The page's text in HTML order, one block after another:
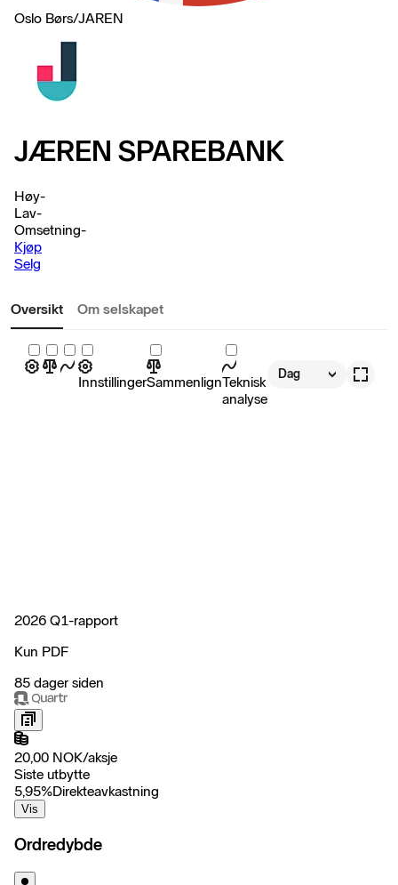
Oslo Børs/JAREN
JÆREN SPAREBANK
Høy-
Lav-
Omsetning-
Kjøp
Selg
Oversikt Om selskapet
InnstillingerSammenlignTeknisk
analyse
Dag
2026 Q1-rapport
Kun PDF
85 dager siden
20,00 NOK/aksje
Siste utbytte
5,95%Direkteavkastning
Vis
Ordredybde